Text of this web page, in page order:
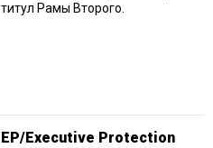
титул Рамы Второго.
EP/Executive Protection